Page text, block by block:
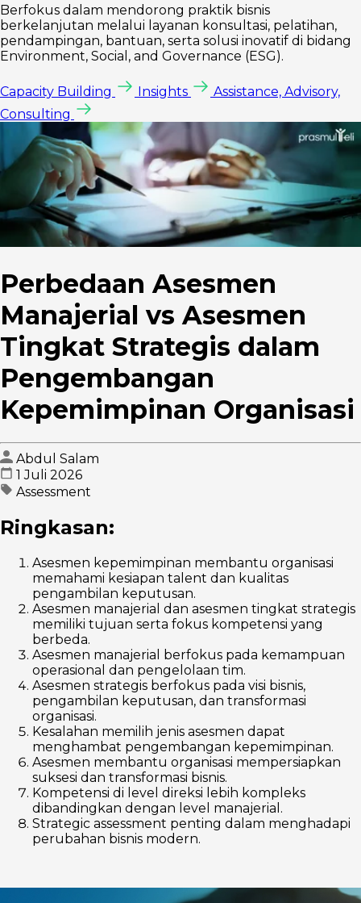
Berfokus dalam mendorong praktik bisnis
berkelanjutan melalui layanan konsultasi, pelatihan,
pendampingan, bantuan, serta solusi inovatif di bidang
Environment, Social, and Governance (ESG).
Capacity Building Insights
Assistance, Advisory,
Consulting
Perbedaan Asesmen
Manajerial vs Asesmen
Tingkat Strategis dalam
Pengembangan
Kepemimpinan Organisasi
Abdul Salam
1 Juli 2026
Assessment
Ringkasan:
Asesmen kepemimpinan membantu organisasi
memahami kesiapan talent dan kualitas
pengambilan keputusan.
Asesmen manajerial dan asesmen tingkat strategis
memiliki tujuan serta fokus kompetensi yang
berbeda.
Asesmen manajerial berfokus pada kemampuan
operasional dan pengelolaan tim.
Asesmen strategis berfokus pada visi bisnis,
pengambilan keputusan, dan transformasi
organisasi.
Kesalahan memilih jenis asesmen dapat
menghambat pengembangan kepemimpinan.
Asesmen membantu organisasi mempersiapkan
suksesi dan transformasi bisnis.
Kompetensi di level direksi lebih kompleks
dibandingkan dengan level manajerial.
Strategic assessment penting dalam menghadapi
perubahan bisnis modern.